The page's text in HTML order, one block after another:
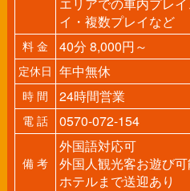
イ・複数プレイなど
料 金 40分 8,000円～
定休日 年中無休
時 間 24時間営業
電 話 0570-072-154
備 考
外国語対応可
外国人観光客お遊び
ホテルまで送迎あり